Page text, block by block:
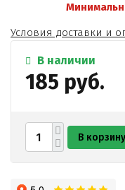
Условия доставки и
В наличии
185 руб.
В корзину